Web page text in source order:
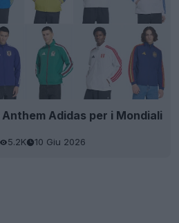
Adidas per i Mondiali
5.2K 10 Giu 2026